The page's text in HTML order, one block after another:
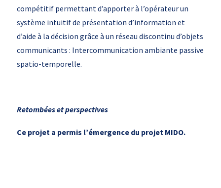
compétitif permettant d’apporter à l’opérateur un
système intuitif de présentation d’information et
d’aide à la décision grâce à un réseau discontinu d’objets
communicants : Intercommunication ambiante passive
spatio-temporelle.
Retombées et perspectives
Ce projet a permis l’émergence du projet MIDO.